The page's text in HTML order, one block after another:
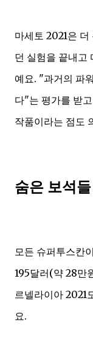
마세토 2021은
던 실험을 끝내고
예요. "과거의 파
다"는 평가를 받
작품이라는 점도
숨은 보석
모든 슈퍼투스칸
195달러(약 28만
르넬라이아 2021
요.